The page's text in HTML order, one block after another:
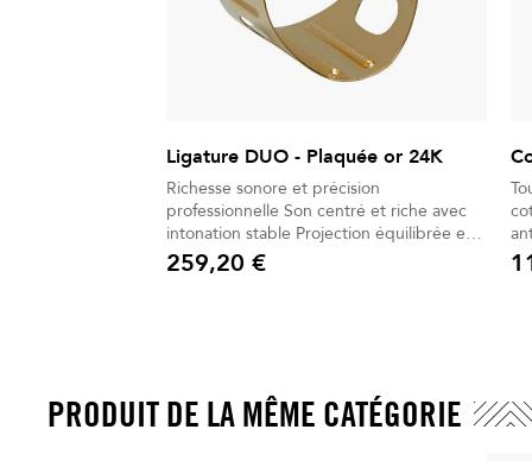
Ligature DUO - Plaquée or 24K
Richesse sonore et précision
professionnelle Son centré et riche avec
intonation stable Projection équilibrée en
soliste ou ensemble Timbre chaud et
homogène sur la tessiture Plaquage or 24
Prix
259,20 € Prix
PRODUIT DE LA MÊME CATÉGORIE